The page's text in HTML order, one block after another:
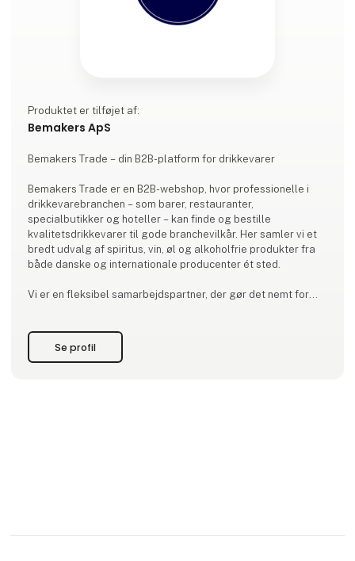
Produktet er tilføjet af:
Bemakers ApS
Bemakers Trade – din B2B-platform for drikkevarer
Bemakers Trade er en B2B-webshop, hvor professionelle i
drikkevarebranchen – som barer, restauranter,
specialbutikker og hoteller – kan finde og bestille
kvalitetsdrikkevarer til gode branchevilkår. Her samler vi et
bredt udvalg af spiritus, vin, øl og alkoholfrie produkter fra
både danske og internationale producenter ét sted.
Vi er en fleksibel samarbejdspartner, der gør det nemt for
– uden lange aftaler eller faste fo
Se profil